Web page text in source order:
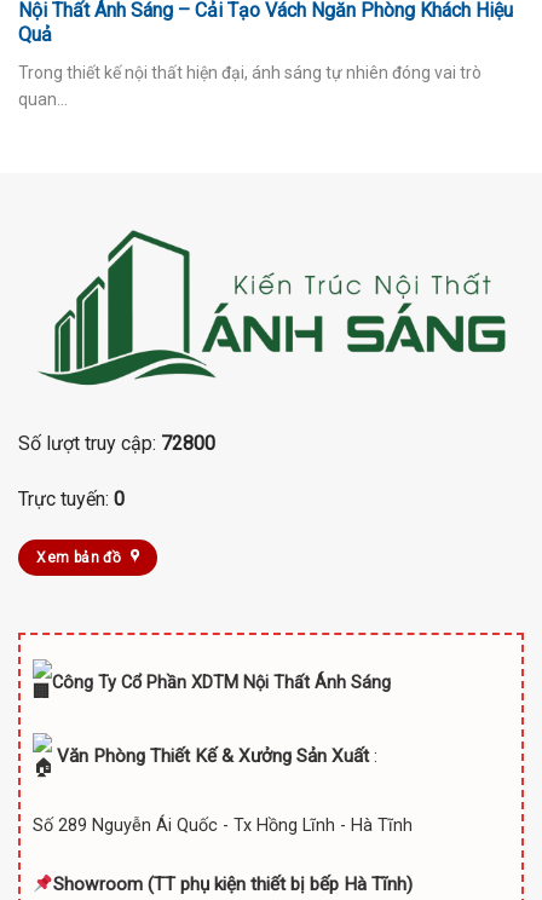
Nội Thất Ánh Sáng – Cải Tạo Vách Ngăn Phòng Khách Hiệu
Quả
Trong thiết kế nội thất hiện đại, ánh sáng tự nhiên đóng vai trò
quan...
Số lượt truy cập: 72800
Trực tuyến: 0
Xem bản đồ
Công Ty Cổ Phần XDTM Nội Thất Ánh Sáng
Văn Phòng Thiết Kế & Xưởng Sản Xuất:
Số 289 Nguyễn Ái Quốc - Tx Hồng Lĩnh - Hà Tĩnh
Showroom (TTphụ kiện thiết bị bếp Hà Tĩnh)